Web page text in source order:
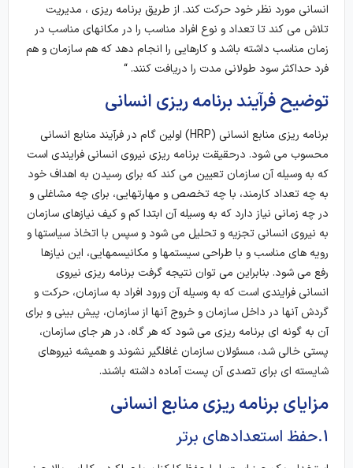
انسانی مورد نظر خود حرکت کند. از طریق برنامه ریزی ، مدیریت
تلاش می کند تا تعداد و نوع افراد مناسب را در مکانهای مناسب در
زمان مناسب داشته باشد و کارهایی را انجام دهد که هم سازمان و هم
فرد حداکثر سود طولانی مدت را دریافت کنند. “
توضیح فرآیند برنامه ریزی انسانی
برنامه ریزی منابع انسانی (HRP) اولین گام در فرآیند منابع انسانی
محسوب می شود. درحقیقت برنامه ریزی نیروی انسانی فرایندی است
که به وسیله آن سازمان تعیین می کند که برای رسیدن به اهداف خود
به چه تعداد کارمند، با چه تخصص و مهارتهایی، برای چه مشاغلی و
در چه زمانی نیاز دارد که به وسیله آن ابتدا کم و کیف نیازهای سازمان
به نیروی انسانی تجزیه و تحلیل می شود و سپس با اتخاذ سیاستها و
رویه های مناسب و با طراحی سیستمها و مکانیسمهایی، این نیازها
رفع می شود. بنابراین می توان نتیجه گرفت برنامه ریزی نیروی
انسانی فرایندی است که به وسیله آن ورود افراد به سازمان، حرکت و
گردش آنها در داخل سازمان و خروج آنها از سازمان، پیش بینی و برای
آن به گونه ای برنامه ریزی می شود که هر گاه، در هر جای سازمان،
پستی خالی شد، مسئولان سازمان غافلگیر نشوند و همیشه نیروهای
شایسته ای برای تصدی آن پست آماده داشته باشند.
مزایای برنامه ریزی منابع انسانی
1.حفظ استعدادهای برتر